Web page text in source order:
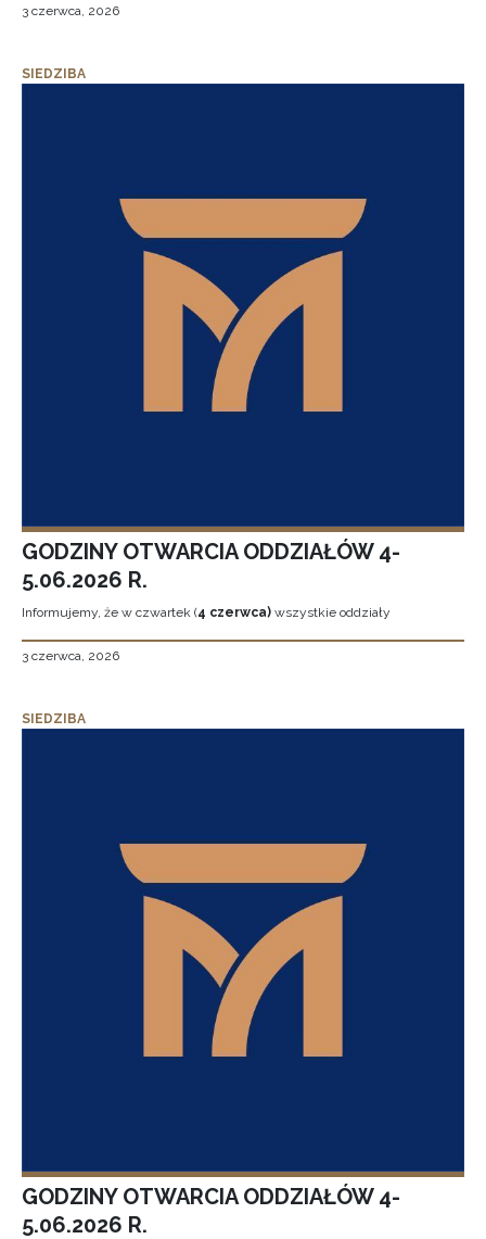
3 czerwca, 2026
SIEDZIBA
GODZINY OTWARCIA ODDZIAŁÓW 4-
5.06.2026 R.
Informujemy, że w czwartek (4 czerwca) wszystkie oddziały
3 czerwca, 2026
SIEDZIBA
GODZINY OTWARCIA ODDZIAŁÓW 4-
5.06.2026 R.